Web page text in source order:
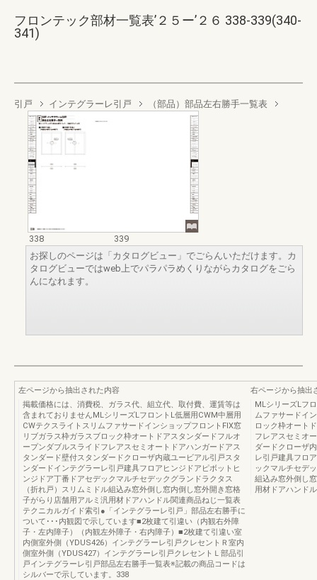
フロンテック部材一覧表’２５ー’２６ 338-339(340-
341)
引戸 インテグラーレ引戸 （部品）部品左右勝手一覧表
338
339
お探しのページは「カタログビュー」でごらんいただけます。カ
タログビューではweb上でパラパラめくりながらカタログをごら
んになれます。
左ページから抽出された内容
掲載価格には、消費税、ガラス代、組立代、取付費、運賃等は
含まれておりませんMLシリーズLフロントL低層用CWM中層用
CWテクスライトスリムファサードインショップフロントFIX窓
リブガラス枠ガラスブロック枠オートドアスタンダードフルオ
ープンダブルスライドフレアスセミオートドアハンガードアス
タンダード壁付スタンダードクローザ内蔵ユービアル引戸スタ
ンダードインテグラーレ引戸建具フロアヒンジドアピボットヒ
ンジドア丁番ドアセデックマルチセデックグランドラクタス
（折れ戸）スリムミドル組込み窓外倒し窓内倒し窓外開き窓格
子がらり店舗用アルミ汎用材ドアハンドル関連商品ねじ一覧表
テクニカルガイド索引●「インテグラーレ引戸」部品左右勝手に
ついて･･･内観図で示しています■2枚建て引違い（内観右外障
子・左内障子）（内観左外障子・右内障子）■2枚建て引違い室
内側室外側（YDUS426）インテグラーレ引戸クレセントＲ室内
側室外側（YDUS427）インテグラーレ引戸クレセントＬ部品引
戸インテグラーレ引戸部品左右勝手一覧表※記載の商品コードは
シルバーで示しています。338
右ページから抽出
MLシリーズLフ
ムファサードイ
ロック枠オート
フレアスセミオ
ダードクローザ
レ引戸建具フロ
ックマルチセデ
組込み窓外倒し
用材ドアハンド